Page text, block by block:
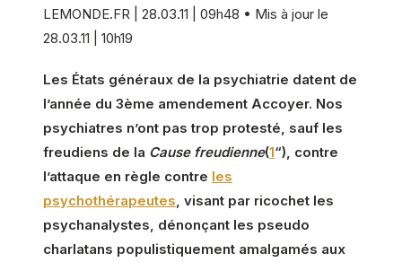
LEMONDE.FR | 28.03.11 | 09h48 • Mis à jour le
28.03.11 | 10h19
Les États généraux de la psychiatrie datent de
l’année du 3ème amendement Accoyer. Nos
psychiatres n’ont pas trop protesté, sauf les
freudiens de la Cause freudienne(1“), contre
l’attaque en règle contre les
psychothérapeutes , visant par ricochet les
psychanalystes, dénonçant les pseudo
charlatans populistiquement amalgamés aux